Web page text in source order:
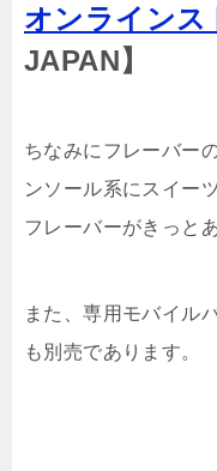
オンラインス
JAPAN】
ちなみにフレーバー
ンソール系にスイー
フレーバーがきっと
また、専用モバイル
も別売であります。